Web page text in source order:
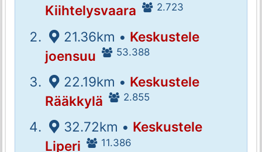
Kiihtelysvaara
2.723
21.36km • Keskustele
joensuu
53.388
22.19km • Keskustele
Rääkkylä
2.855
32.72km • Keskustele
Liperi
11.386